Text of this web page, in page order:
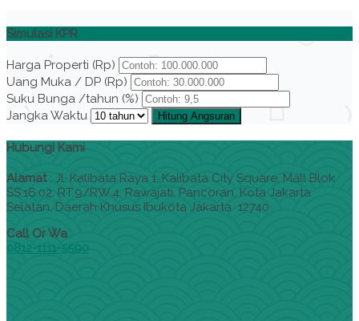
Simulasi KPR
Harga Properti (Rp)
Uang Muka / DP (Rp)
Suku Bunga /tahun (%)
Jangka Waktu
Hitung Angsuran
Hubungi Kami
Alamat: Jl. Kalibata Raya 1, Kalibata City Square, Mall Blok
SS.16.02, RT.9/RW.4, Rawajati, Pancoran, Kota Jakarta
Selatan, Daerah Khusus Ibukota Jakarta 12740
Call Or Wa :
0812-1111-5590